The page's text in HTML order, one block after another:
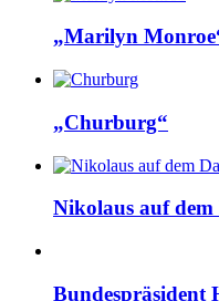
„Marilyn
„Churburg“
Nikolaus auf dem
Bundespräsident